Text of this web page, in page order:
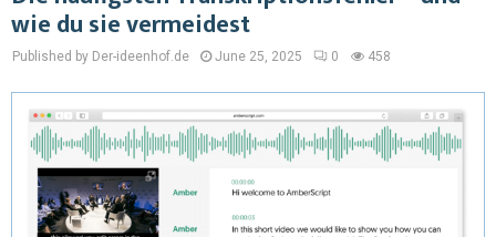
wie du sie vermeidest
Published by Der-ideenhof.de June 25, 2025 0 458